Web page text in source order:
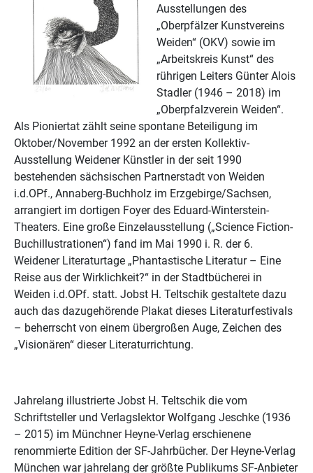
Ausstellungen des
„Oberpfälzer Kunstvereins
Weiden“ (OKV) sowie im
„Arbeitskreis Kunst“ des
rührigen Leiters Günter Alois
Stadler (1946 – 2018) im
„Oberpfalzverein Weiden“.
Als Pioniertat zählt seine spontane Beteiligung im
Oktober/November 1992 an der ersten Kollektiv-
Ausstellung Weidener Künstler in der seit 1990
bestehenden sächsischen Partnerstadt von Weiden
i.d.OPf., Annaberg-Buchholz im Erzgebirge/Sachsen,
arrangiert im dortigen Foyer des Eduard-Winterstein-
Theaters. Eine große Einzelausstellung („Science Fiction-
Buchillustrationen“) fand im Mai 1990 i. R. der 6.
Weidener Literaturtage „Phantastische Literatur – Eine
Reise aus der Wirklichkeit?“ in der Stadtbücherei in
Weiden i.d.OPf. statt. Jobst H. Teltschik gestaltete dazu
auch das dazugehörende Plakat dieses Literaturfestivals
– beherrscht von einem übergroßen Auge, Zeichen des
„Visionären“ dieser Literaturrichtung.
Jahrelang illustrierte Jobst H. Teltschik die vom
Schriftsteller und Verlagslektor Wolfgang Jeschke (1936
– 2015) im Münchner Heyne-Verlag erschienene
renommierte Edition der SF-Jahrbücher. Der Heyne-Verlag
München war jahrelang der größte Publikums SF-Anbieter